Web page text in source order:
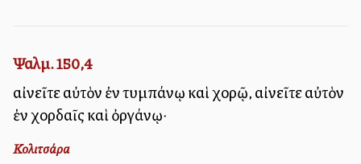
Ψαλμ. 150,4
αἰνεῖτε αὐτὸν ἐν τυμπάνῳ καὶ χορῷ, αἰνεῖτε αὐτὸν
ἐν χορδαῖς καὶ ὀργάνῳ·
Κολιτσάρα